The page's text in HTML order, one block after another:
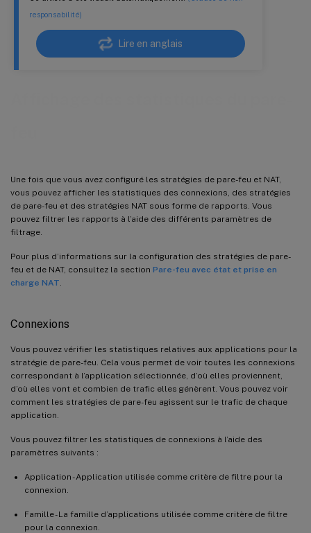
responsabilité)
Lire en anglais
Une fois que vous avez configuré les stratégies de pare-feu et NAT,
vous pouvez afficher les statistiques des connexions, des stratégies
de pare-feu et des stratégies NAT sous forme de rapports. Vous
pouvez filtrer les rapports à l’aide des différents paramètres de
filtrage.
Pour plus d’informations sur la configuration des stratégies de pare-
feu et de NAT, consultez la section Pare-feu avec état et prise en
charge NAT
Connexions
Vous pouvez vérifier les statistiques relatives aux applications pour la
stratégie de pare-feu. Cela vous permet de voir toutes les connexions
correspondant à l’application sélectionnée, d’où elles proviennent,
d’où elles vont et combien de trafic elles génèrent. Vous pouvez voir
comment les stratégies de pare-feu agissent sur le trafic de chaque
application.
Vous pouvez filtrer les statistiques de connexions à l’aide des
paramètres suivants :
Application - Application utilisée comme critère de filtre pour la
connexion.
Famille - La famille d’applications utilisée comme critère de filtre
pour la connexion.